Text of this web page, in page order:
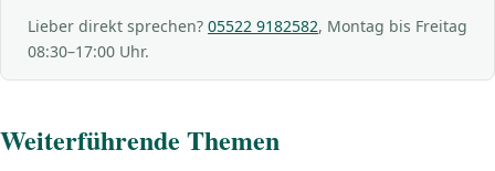
Lieber direkt sprechen? 05522 9182582, Montag bis Freitag
08:30–17:00 Uhr.
Weiterführende Themen